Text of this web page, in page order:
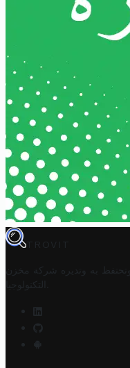
TROVIT
به وتديره
شركة مخزن
التكنولوجيا